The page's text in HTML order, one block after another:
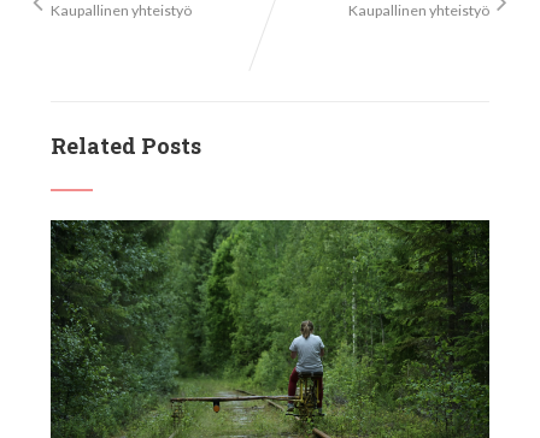
Kaupallinen yhteistyö Kaupallinen yhteistyö
Related Posts